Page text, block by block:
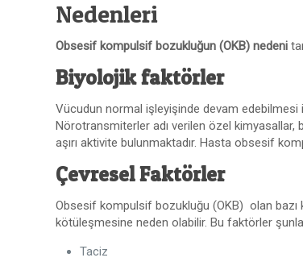
Nedenleri
Obsesif kompulsif bozukluğun (OKB) nedeni
Biyolojik faktörler
Vücudun normal işleyişinde devam
Nörotransmiterler adı verilen özel kimyasallar,
aşırı aktivite bulunmaktadır. Hasta obsesif
Çevresel Faktörler
Obsesif kompulsif bozukluğu (OKB) olan bazı
kötüleşmesine neden olabilir. Bu faktörler
Taciz